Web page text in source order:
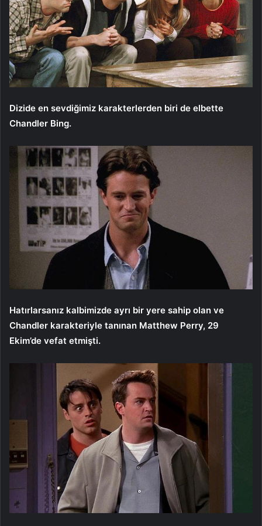
Dizide en sevdiğimiz karakterlerden biri de elbette
Chandler Bing.
Hatırlarsanız kalbimizde ayrı bir yere sahip olan ve
Chandler karakteriyle tanınan Matthew Perry, 29
Ekim’de vefat etmişti.